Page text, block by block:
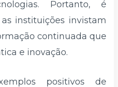
Portanto, é
instituições invistam
continuada que
e inovação.
positivos de